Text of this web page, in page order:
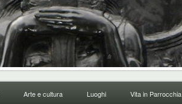
Arte e cultura Luoghi Vita in Parrocchia